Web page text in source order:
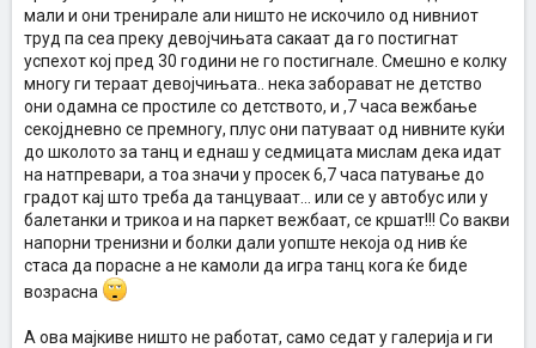
мали и они тренирале али ништо не искочило од нивниот
труд па сеа преку девојчињата сакаат да го постигнат
успехот кој пред 30 години не го постигнале. Смешно е колку
многу ги тераат девојчињата.. нека заборават не детство
они одамна се простиле со детството, и ,7 часа вежбање
секојдневно се премногу, плус они патуваат од нивните куќи
до школото за танц и еднаш у седмицата мислам дека идат
на натпревари, а тоа значи у просек 6,7 часа патување до
градот кај што треба да танцуваат... или се у автобус или у
балетанки и трикоа и на паркет вежбаат, се кршат!!! Со вакви
напорни тренизни и болки дали уопште некоја од нив ќе
стаса да порасне а не камоли да игра танц кога ќе биде
возрасна
А ова мајкиве ништо не работат, само седат у галерија и ги